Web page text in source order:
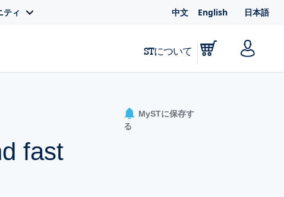
ティ 中文 English 日本語
STについて
fast
MySTに保存す
る